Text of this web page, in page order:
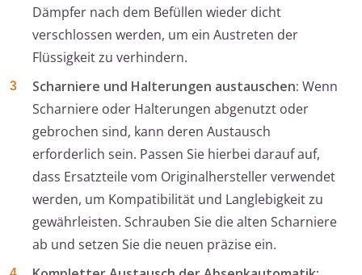
Dämpfer nach dem Befüllen wieder dicht
verschlossen werden, um ein Austreten der
Flüssigkeit zu verhindern.
Scharniere und Halterungen austauschen: Wenn
Scharniere oder Halterungen abgenutzt oder
gebrochen sind, kann deren Austausch
erforderlich sein. Passen Sie hierbei darauf auf,
dass Ersatzteile vom Originalhersteller verwendet
werden, um Kompatibilität und Langlebigkeit zu
gewährleisten. Schrauben Sie die alten Scharniere
ab und setzen Sie die neuen präzise ein.